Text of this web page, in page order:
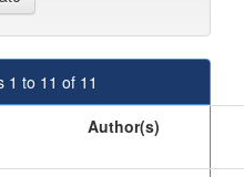
1 to 11 of 11
Author(s)